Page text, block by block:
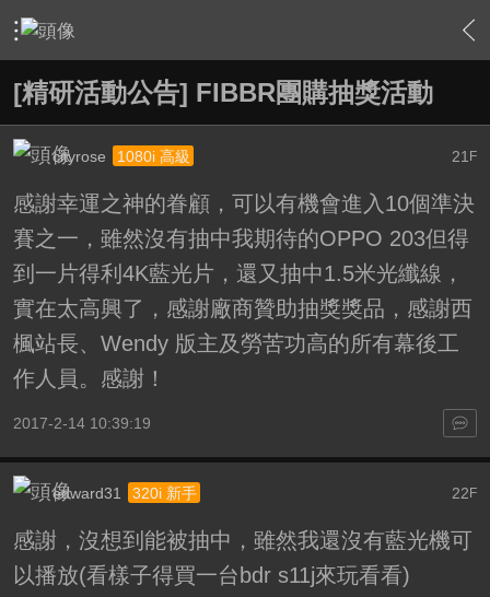
› 站務中心 › 精研活動告示版 › 內容
[精研活動公告] FIBBR團購抽獎活動
21 F
cityrose 1080i 高級
感謝幸運之神的眷顧，可以有機會進入10個準決
賽之一，雖然沒有抽中我期待的OPPO 203但得
到一片得利4K藍光片，還又抽中1.5米光纖線，
實在太高興了，感謝廠商贊助抽獎獎品，感謝西
楓站長、Wendy 版主及勞苦功高的所有幕後工
作人員。感謝！
2017-2-14 10:39:19
22F
edward31 320i 新手
感謝，沒想到能被抽中，雖然我還沒有藍光機可
以播放(看樣子得買一台bdr s11j來玩看看)